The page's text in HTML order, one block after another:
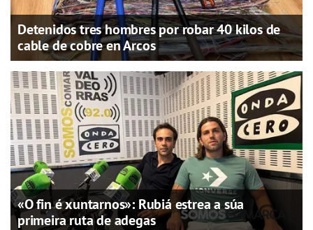
Detenidos tres hombres por robar 40 kilos de
cable de cobre en Arcos
«O fin é xuntarnos»: Rubiá estrea a súa
primeira ruta de adegas